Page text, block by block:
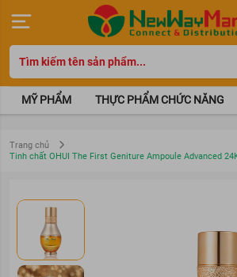
MỸ PHẨM THỰC PHẨM CHỨC NĂNG
Trang chủ
Tinh chất OHUI The First Geniture Ampoule Advanced